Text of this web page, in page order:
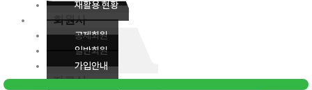
재활용 현황
회원사
공제회원
일반회원
가입안내
자료실